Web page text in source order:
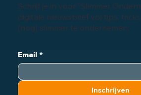
Schrijf je in voor "Slimmer
digitale nieuwsbrief vol tips,
(nog) slimmer te ondernemen:
Email *
Inschrijven